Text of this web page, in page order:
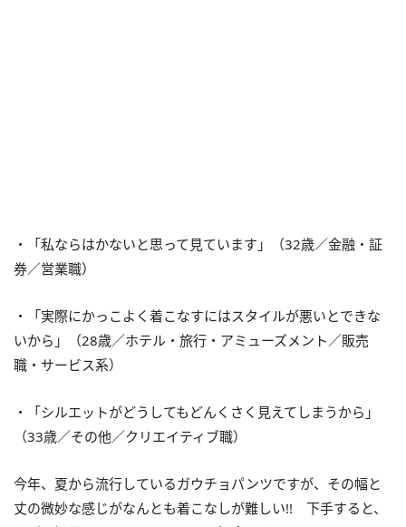
・「私ならはかないと思って見ています」（32歳／金融・証
券／営業職）
・「実際にかっこよく着こなすにはスタイルが悪いとできな
いから」（28歳／ホテル・旅行・アミューズメント／販売
職・サービス系）
・「シルエットがどうしてもどんくさく見えてしまうから」
（33歳／その他／クリエイティブ職）
今年、夏から流行しているガウチョパンツですが、その幅と
丈の微妙な感じがなんとも着こなしが難しい!! 下手すると、